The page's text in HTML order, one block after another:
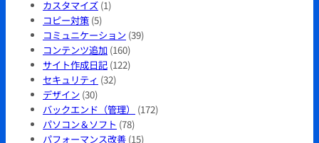
カスタマイズ (1)
コピー対策 (5)
コミュニケーション (39)
コンテンツ追加 (160)
サイト作成日記 (122)
セキュリティ (32)
デザイン (30)
バックエンド（管理）
(172)
パソコン＆ソフト (78)
パフォーマンス改善 (15)